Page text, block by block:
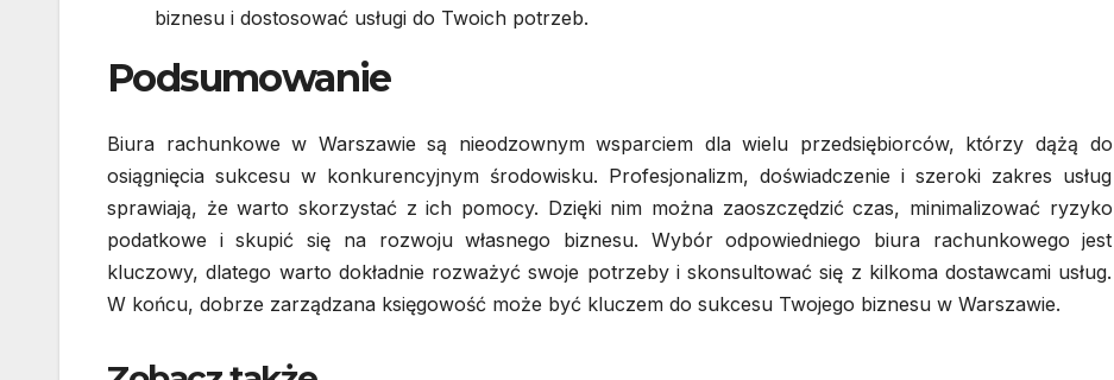
biznesu i dostosować usługi do Twoich potrzeb.
Podsumowanie
Biura rachunkowe w Warszawie są nieodzownym wsparciem dla wielu przedsiębiorców, którzy dążą do
osiągnięcia sukcesu w konkurencyjnym środowisku. Profesjonalizm, doświadczenie i szeroki zakres usług
sprawiają, że warto skorzystać z ich pomocy. Dzięki nim można zaoszczędzić czas, minimalizować ryzyko
podatkowe i skupić się na rozwoju własnego biznesu. Wybór odpowiedniego biura rachunkowego jest
kluczowy, dlatego warto dokładnie rozważyć swoje potrzeby i skonsultować się z kilkoma dostawcami usług.
W końcu, dobrze zarządzana księgowość może być kluczem do sukcesu Twojego biznesu w Warszawie.